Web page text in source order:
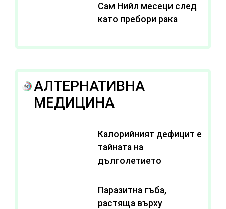
Сам Нийл месеци след
като пребори рака
АЛТЕРНАТИВНА
МЕДИЦИНА
Калорийният дефицит е
тайната на
дълголетието
Паразитна гъба,
растяща върху